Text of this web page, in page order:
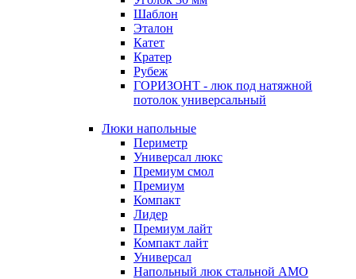
Шаблон
Эталон
Катет
Кратер
Рубеж
ГОРИЗОНТ - люк под натяжной
потолок универсальный
Люки напольные
Периметр
Универсал люкс
Премиум смол
Премиум
Компакт
Лидер
Премиум лайт
Компакт лайт
Универсал
Напольный люк стальной АМО